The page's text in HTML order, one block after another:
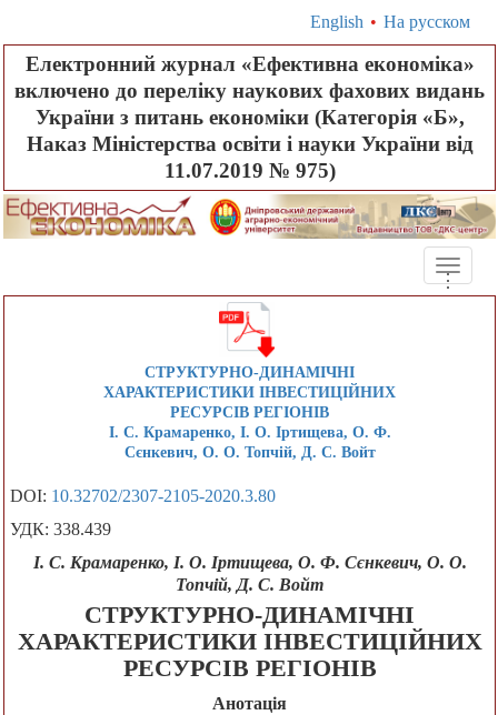
English • На русском
Електронний журнал «Ефективна економіка»
включено до переліку наукових фахових видань
України з питань економіки (Категорія «Б»,
Наказ Міністерства освіти і науки України від
11.07.2019 № 975)
Toggle
...
СТРУКТУРНО-ДИНАМІЧНІ
ХАРАКТЕРИСТИКИ ІНВЕСТИЦІЙНИХ
РЕСУРСІВ РЕГІОНІВ
І. С. Крамаренко, І. О. Іртищева, О. Ф.
Сєнкевич, О. О. Топчій, Д. С. Войт
DOI: 10.32702/2307-2105-2020.3.80
УДК: 338.439
І. С. Крамаренко, І. О. Іртищева, О. Ф. Сєнкевич, О. О.
Топчій, Д. С. Войт
СТРУКТУРНО-ДИНАМІЧНІ
ХАРАКТЕРИСТИКИ ІНВЕСТИЦІЙНИХ
РЕСУРСІВ РЕГІОНІВ
Анотація